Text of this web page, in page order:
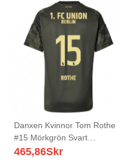
Danxen Kvinnor Tom Rothe
#15 Mörkgrön Svart
Bortatröja Matchtröjor
465,86Skr